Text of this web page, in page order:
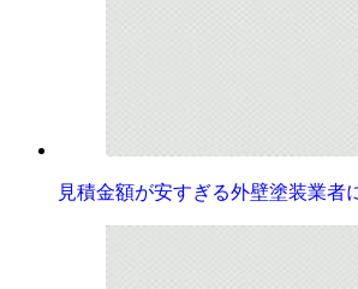
見積金額が安すぎる外壁塗装業者